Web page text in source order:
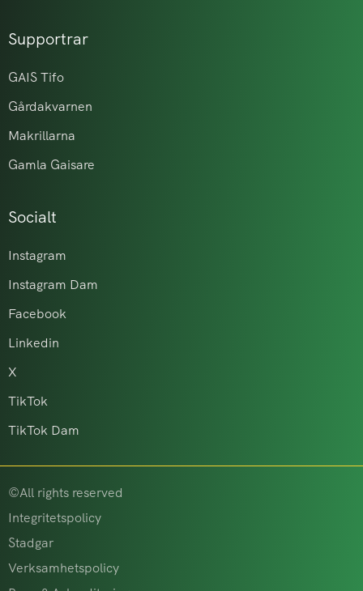
Supportrar
GAIS Tifo
Gårdakvarnen
Makrillarna
Gamla Gaisare
Socialt
Instagram
Instagram Dam
Facebook
Linkedin
X
TikTok
TikTok Dam
©All rights reserved
Integritetspolicy
Stadgar
Verksamhetspolicy